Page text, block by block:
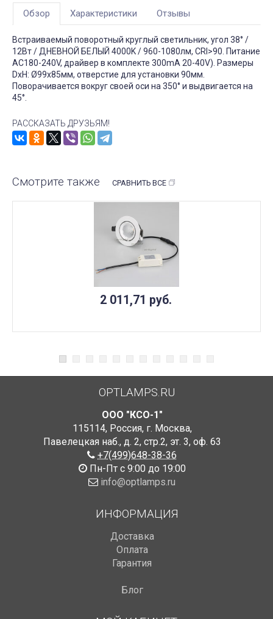
Обзор Характеристики Отзывы
Встраиваемый поворотный круглый светильник, угол 38° /
12Вт / ДНЕВНОЙ БЕЛЫЙ 4000K / 960-1080лм, CRI>90. Питание
AC180-240V, драйвер в комплекте 300mA 20-40V). Размеры
DxH: Ø99х85мм, отверстие для установки 90мм.
Поворачивается вокруг своей оси на 350° и выдвигается на
45°.
РАССКАЗАТЬ ДРУЗЬЯМ!
Смотрите также СРАВНИТЬ ВСЕ
2 011,71 руб.
OPTLAMPS.RU
ООО "КСО-1"
115114, Россия, г. Москва,
Павелецкая наб., д. 2, стр.2, эт. 3, оф. 63
+7(499)648-38-36
Пн-Пт с 9:00 до 19:00
info@optlamps.ru
ИНФОРМАЦИЯ
Доставка
Оплата
Гарантия
Блог